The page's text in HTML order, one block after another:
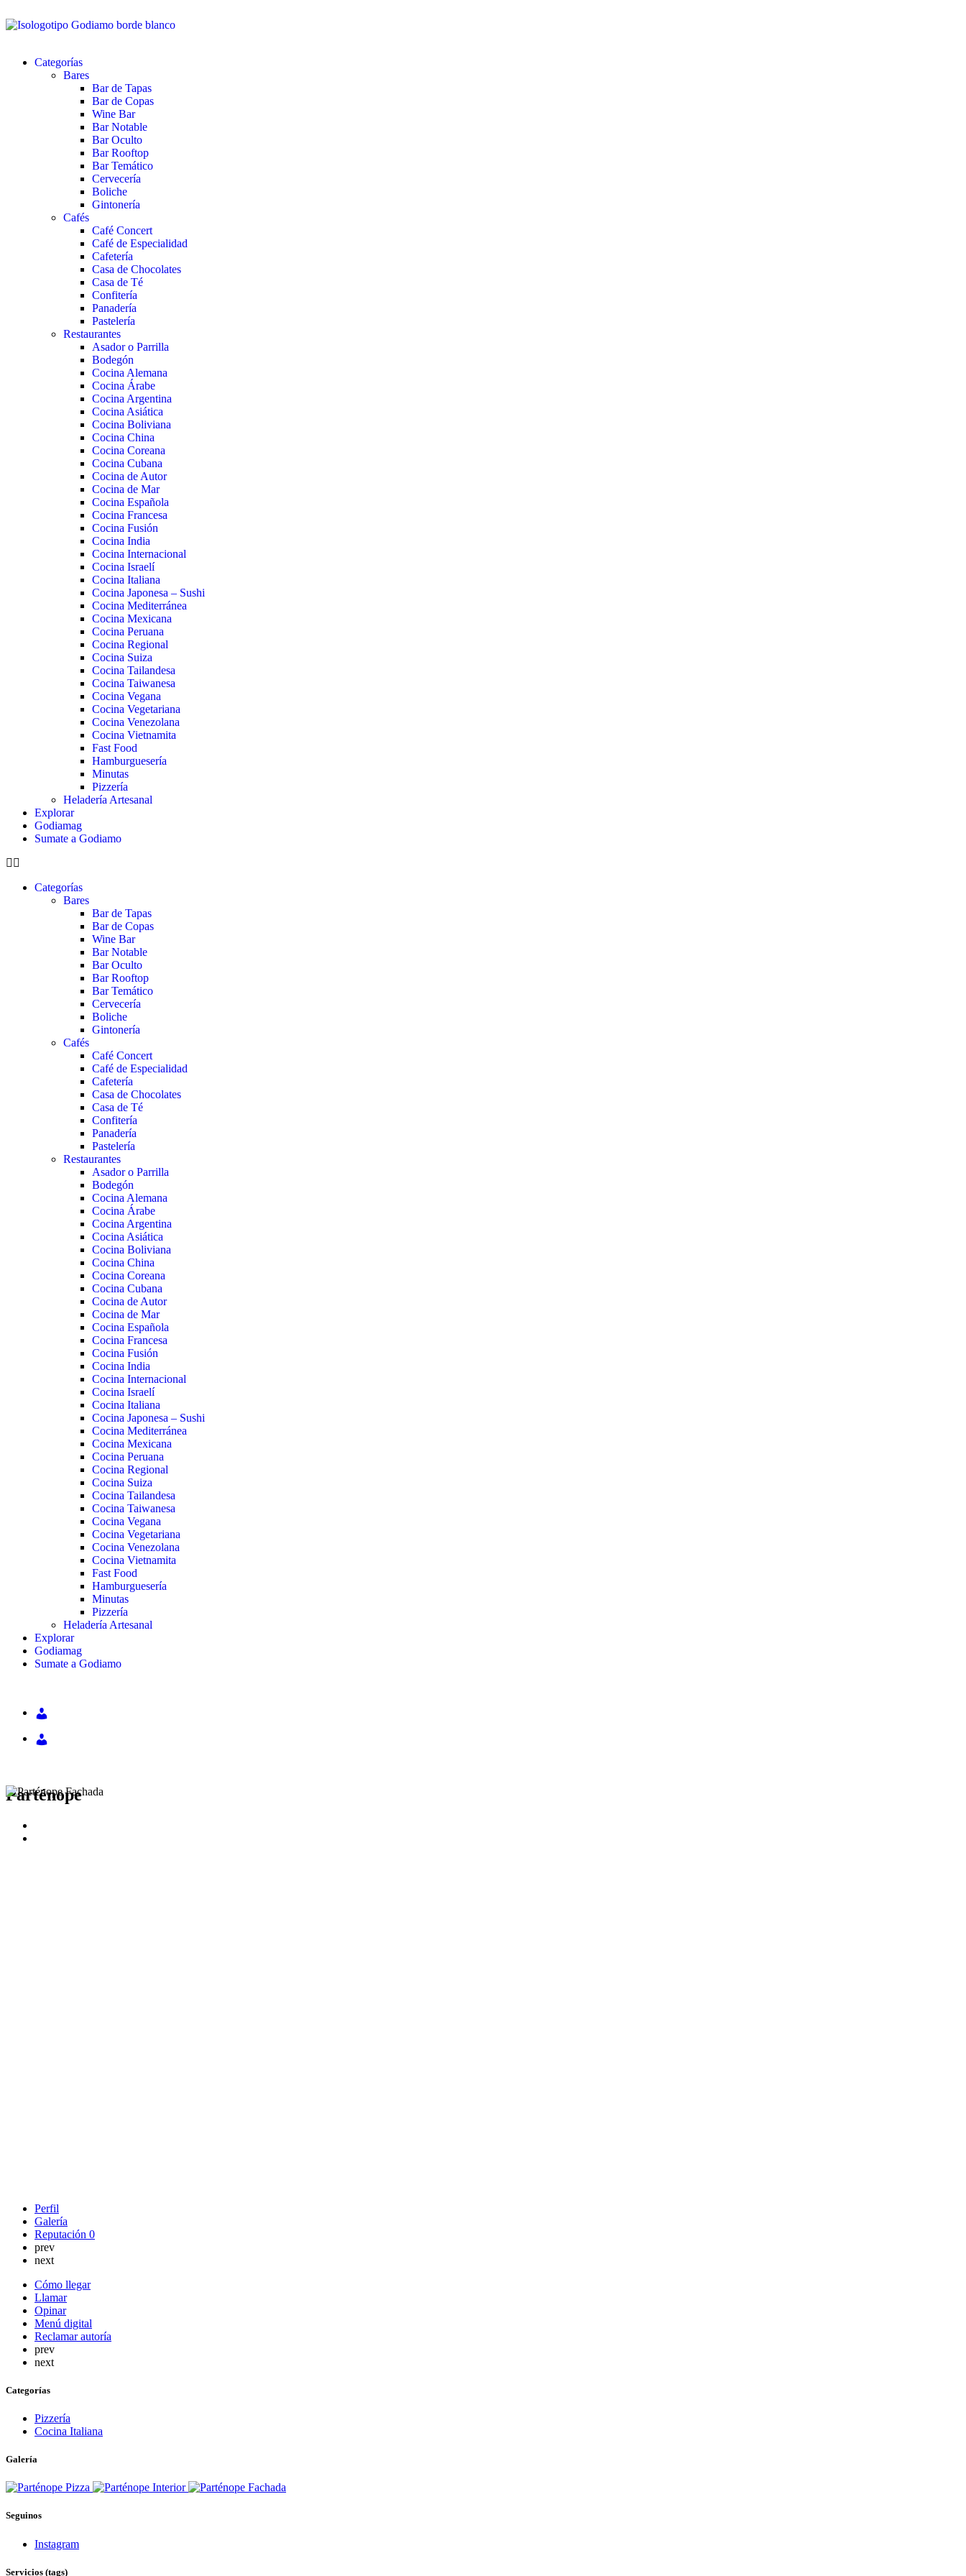
Categorías
Bares
Bar de Tapas
Bar de Copas
Wine Bar
Bar Notable
Bar Oculto
Bar Rooftop
Bar Temático
Cervecería
Boliche
Gintonería
Cafés
Café Concert
Café de Especialidad
Cafetería
Casa de Chocolates
Casa de Té
Confitería
Panadería
Pastelería
Restaurantes
Asador o Parrilla
Bodegón
Cocina Alemana
Cocina Árabe
Cocina Argentina
Cocina Asiática
Cocina Boliviana
Cocina China
Cocina Coreana
Cocina Cubana
Cocina de Autor
Cocina de Mar
Cocina Española
Cocina Francesa
Cocina Fusión
Cocina India
Cocina Internacional
Cocina Israelí
Cocina Italiana
Cocina Japonesa – Sushi
Cocina Mediterránea
Cocina Mexicana
Cocina Peruana
Cocina Regional
Cocina Suiza
Cocina Tailandesa
Cocina Taiwanesa
Cocina Vegana
Cocina Vegetariana
Cocina Venezolana
Cocina Vietnamita
Fast Food
Hamburguesería
Minutas
Pizzería
Heladería Artesanal
Explorar
Godiamag
Sumate a Godiamo
Categorías
Bares
Bar de Tapas
Bar de Copas
Wine Bar
Bar Notable
Bar Oculto
Bar Rooftop
Bar Temático
Cervecería
Boliche
Gintonería
Cafés
Café Concert
Café de Especialidad
Cafetería
Casa de Chocolates
Casa de Té
Confitería
Panadería
Pastelería
Restaurantes
Asador o Parrilla
Bodegón
Cocina Alemana
Cocina Árabe
Cocina Argentina
Cocina Asiática
Cocina Boliviana
Cocina China
Cocina Coreana
Cocina Cubana
Cocina de Autor
Cocina de Mar
Cocina Española
Cocina Francesa
Cocina Fusión
Cocina India
Cocina Internacional
Cocina Israelí
Cocina Italiana
Cocina Japonesa – Sushi
Cocina Mediterránea
Cocina Mexicana
Cocina Peruana
Cocina Regional
Cocina Suiza
Cocina Tailandesa
Cocina Taiwanesa
Cocina Vegana
Cocina Vegetariana
Cocina Venezolana
Cocina Vietnamita
Fast Food
Hamburguesería
Minutas
Pizzería
Heladería Artesanal
Explorar
Godiamag
Sumate a Godiamo
Parténope
Perfil
Galería
Reputación 0
prev
next
Cómo llegar
Llamar
Opinar
Menú digital
Reclamar autoría
prev
next
Categorías
Pizzería
Cocina Italiana
Galería
Seguinos
Instagram
Servicios (tags)